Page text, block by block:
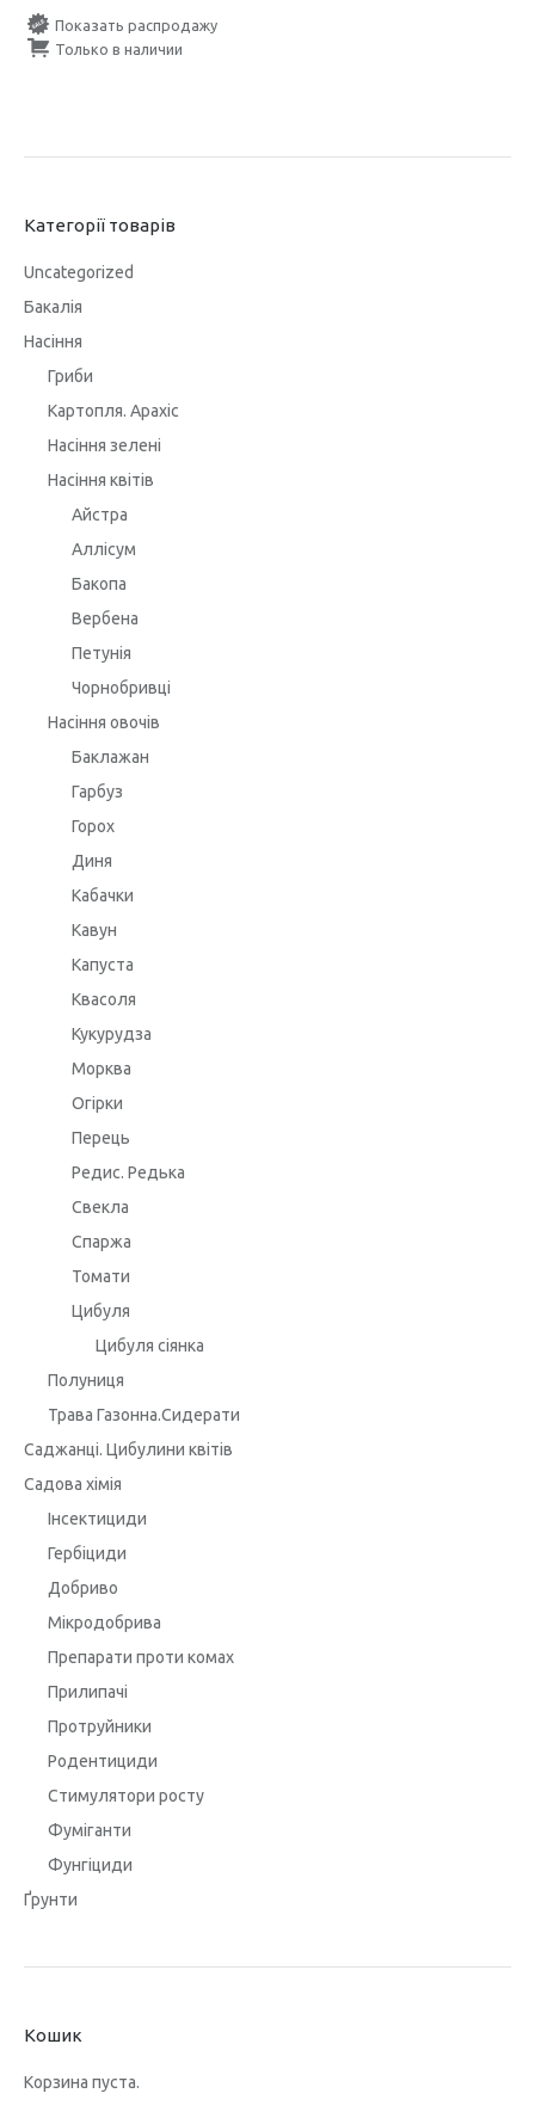
Показать распродажу
Только в наличии
Категорії товарів
Uncategorized
Бакалія
Насіння
Гриби
Картопля. Арахіс
Насіння зелені
Насіння квітів
Айстра
Аллісум
Бакопа
Вербена
Петунія
Чорнобривці
Насіння овочів
Баклажан
Гарбуз
Горох
Диня
Кабачки
Кавун
Капуста
Квасоля
Кукурудза
Морква
Огірки
Перець
Редис. Редька
Свекла
Спаржа
Томати
Цибуля
Цибуля сіянка
Полуниця
Трава Газонна.Сидерати
Саджанці. Цибулини квітів
Садова хімія
Інсектициди
Гербіциди
Добриво
Мікродобрива
Препарати проти комах
Прилипачі
Протруйники
Родентициди
Стимулятори росту
Фуміганти
Фунгіциди
Ґрунти
Кошик
Корзина пуста.